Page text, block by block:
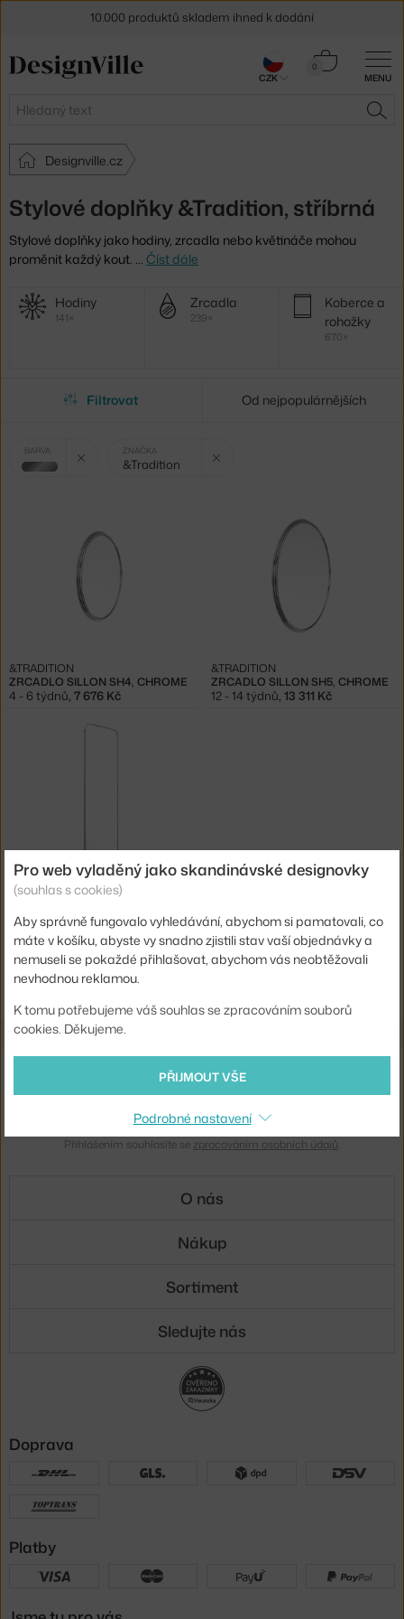
MENU
Hledat
0
Košík
Designville.cz
Stylové doplňky &Tradition, stříbrná
Stylové doplňky jako hodiny, zrcadla nebo květináče mohou
proměnit každý kout. … Číst dále
Další
kategorie
Hodiny
141×
Zrcadla
239×
Koberce a
rohožky
670×
Filtrovat Od nejpopulárnějších
Vybrané
filtry:
BARVA
stříbrná
ZNAČKA
&Tradition
ZRCADLO SILLON SH4, CHROME
&TRADITION
4 - 6 týdnů 7 676 Kč
ZRCADLO SILLON SH5, CHROME
&TRADITION
12 - 14 týdnů 13 311 Kč
ZRCADLO SILLON SH7, CHROME
&TRADITION
Ste zo Slovenska? Prejdite naDoplnky
Shopping from the EU? Switch to
10.000 produktů skladem ihned k dodání
Sleva 5 % pro odběratele
CZK
Pro web vyladěný jako skandinávské designovky
(souhlas s cookies)
Aby správně fungovalo vyhledávání, abychom si pamatovali, co
máte v košíku, abyste vy snadno zjistili stav vaší objednávky a
nemuseli se pokaždé přihlašovat, abychom vás neobtěžovali
nevhodnou reklamou.
K tomu potřebujeme váš souhlas se zpracováním souborů
cookies. Děkujeme.
PŘIJMOUT VŠE
Podrobné nastavení
Přihlášením souhlasíte se zpracováním osobních údajů
O nás
Nákup
Sortiment
Sledujte nás
Doprava
Platby